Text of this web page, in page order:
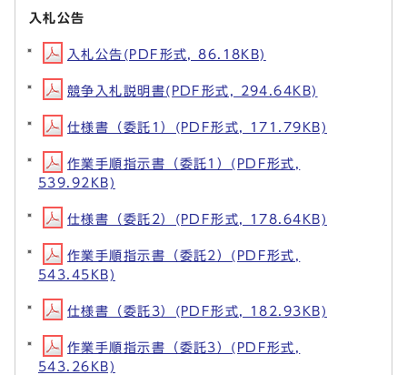
入札公告
入札公告(PDF形式, 86.18KB)
競争入札説明書(PDF形式, 294.64KB)
仕様書（委託1）(PDF形式, 171.79KB)
作業手順指示書（委託1）(PDF形式,
539.92KB)
仕様書（委託2）(PDF形式, 178.64KB)
作業手順指示書（委託2）(PDF形式,
543.45KB)
仕様書（委託3）(PDF形式, 182.93KB)
作業手順指示書（委託3）(PDF形式,
543.26KB)